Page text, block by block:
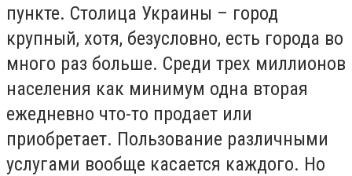
пункте. Столица Украины – город
крупный, хотя, безусловно, есть города во
много раз больше. Среди трех миллионов
населения как минимум одна вторая
ежедневно что-то продает или
приобретает. Пользование различными
услугами вообще касается каждого. Но